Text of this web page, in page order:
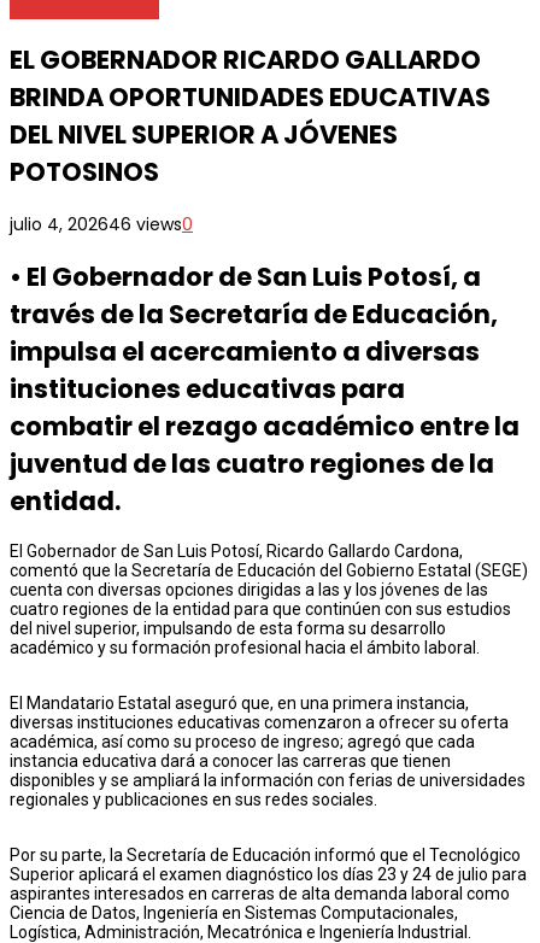
EL GOBERNADOR RICARDO GALLARDO
BRINDA OPORTUNIDADES EDUCATIVAS
DEL NIVEL SUPERIOR A JÓVENES
POTOSINOS
julio 4, 202646 views0
•⁠ ⁠El Gobernador de San Luis Potosí, a
través de la Secretaría de Educación,
impulsa el acercamiento a diversas
instituciones educativas para
combatir el rezago académico entre la
juventud de las cuatro regiones de la
entidad.
El Gobernador de San Luis Potosí, Ricardo Gallardo Cardona,
comentó que la Secretaría de Educación del Gobierno Estatal (SEGE)
cuenta con diversas opciones dirigidas a las y los jóvenes de las
cuatro regiones de la entidad para que continúen con sus estudios
del nivel superior, impulsando de esta forma su desarrollo
académico y su formación profesional hacia el ámbito laboral.
El Mandatario Estatal aseguró que, en una primera instancia,
diversas instituciones educativas comenzaron a ofrecer su oferta
académica, así como su proceso de ingreso; agregó que cada
instancia educativa dará a conocer las carreras que tienen
disponibles y se ampliará la información con ferias de universidades
regionales y publicaciones en sus redes sociales.
Por su parte, la Secretaría de Educación informó que el Tecnológico
Superior aplicará el examen diagnóstico los días 23 y 24 de julio para
aspirantes interesados en carreras de alta demanda laboral como
Ciencia de Datos, Ingeniería en Sistemas Computacionales,
Logística, Administración, Mecatrónica e Ingeniería Industrial.